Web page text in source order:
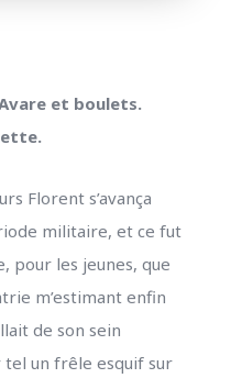
et boulets.
Florent s’avança
militaire, et ce fut
pour les jeunes, que
m’estimant enfin
de son sein
un frêle esquif sur